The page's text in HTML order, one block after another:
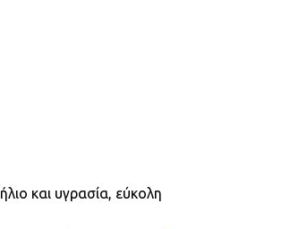
και υγρασία, εύκολη